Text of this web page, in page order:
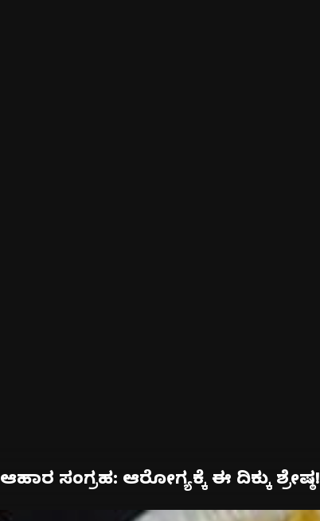
ಆಹಾರ ಸಂಗ್ರಹ: ಆರೋಗ್ಯಕ್ಕೆ ಈ ದಿಕ್ಕು ಶ್ರೇಷ್ಠ!